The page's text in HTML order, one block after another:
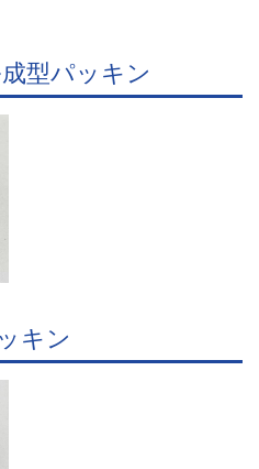
型パッキン
キン